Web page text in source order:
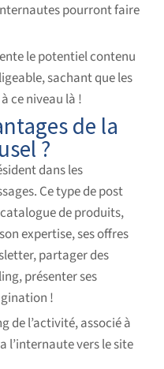
pourront faire
le potentiel contenu
sachant que les
ce niveau là !
de la
?
dans les
Ce type de post
de produits,
expertise, ses offres
partager des
présenter ses
!
de l’activité, associé à
l’internaute vers le site